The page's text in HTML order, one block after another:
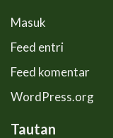
Masuk
Feed entri
Feed komentar
WordPress.org
Tautan